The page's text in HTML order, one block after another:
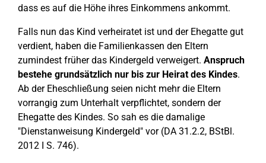
dass es auf die Höhe ihres Einkommens ankommt.
Falls nun das Kind verheiratet ist und der Ehegatte gut
verdient, haben die Familienkassen den Eltern
zumindest früher das Kindergeld verweigert. Anspruch
bestehe grundsätzlich nur bis zur Heirat des Kindes.
Ab der Eheschließung seien nicht mehr die Eltern
vorrangig zum Unterhalt verpflichtet, sondern der
Ehegatte des Kindes. So sah es die damalige
"Dienstanweisung Kindergeld" vor (DA 31.2.2, BStBl.
2012 I S. 746).